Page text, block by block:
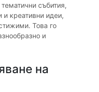
събития,
и креативни идеи,
Това го
и
на